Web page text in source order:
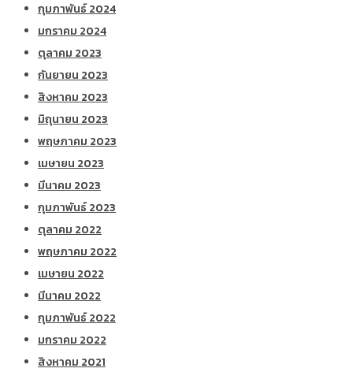
กุมภาพันธ์ 2024
มกราคม 2024
ตุลาคม 2023
กันยายน 2023
สิงหาคม 2023
มิถุนายน 2023
พฤษภาคม 2023
เมษายน 2023
มีนาคม 2023
กุมภาพันธ์ 2023
ตุลาคม 2022
พฤษภาคม 2022
เมษายน 2022
มีนาคม 2022
กุมภาพันธ์ 2022
มกราคม 2022
สิงหาคม 2021